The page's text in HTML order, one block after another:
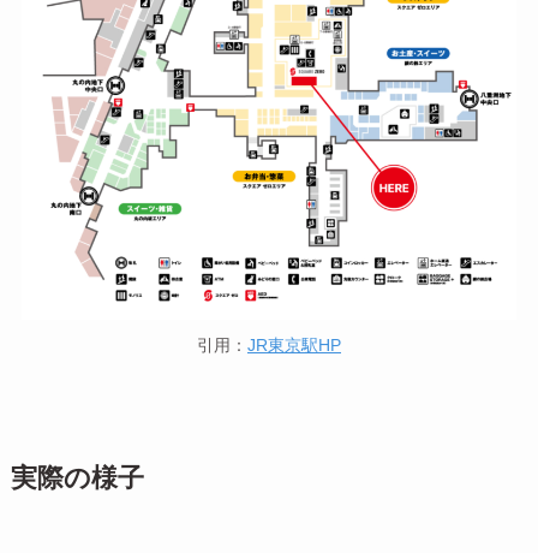
引用： JR東京駅HP
実際の様子